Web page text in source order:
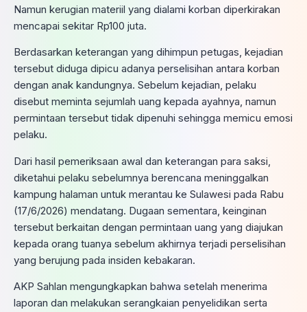
Namun kerugian materiil yang dialami korban diperkirakan
mencapai sekitar Rp100 juta.
Berdasarkan keterangan yang dihimpun petugas, kejadian
tersebut diduga dipicu adanya perselisihan antara korban
dengan anak kandungnya. Sebelum kejadian, pelaku
disebut meminta sejumlah uang kepada ayahnya, namun
permintaan tersebut tidak dipenuhi sehingga memicu emosi
pelaku.
Dari hasil pemeriksaan awal dan keterangan para saksi,
diketahui pelaku sebelumnya berencana meninggalkan
kampung halaman untuk merantau ke Sulawesi pada Rabu
(17/6/2026) mendatang. Dugaan sementara, keinginan
tersebut berkaitan dengan permintaan uang yang diajukan
kepada orang tuanya sebelum akhirnya terjadi perselisihan
yang berujung pada insiden kebakaran.
AKP Sahlan mengungkapkan bahwa setelah menerima
laporan dan melakukan serangkaian penyelidikan serta